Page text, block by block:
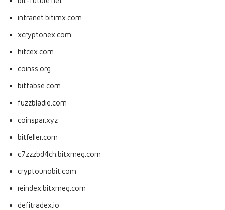
intranet.bitimx.com
xcryptonex.com
hitcex.com
coinss.org
bitfabse.com
fuzzbladie.com
coinspar.xyz
bitfeller.com
c7zzzbd4ch.bitxmeg.com
cryptounobit.com
reindex.bitxmeg.com
defitradex.io